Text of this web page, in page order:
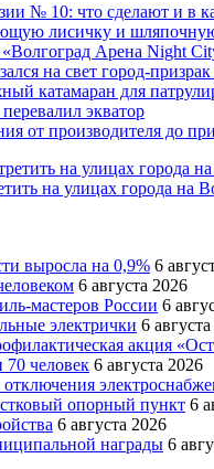
№ 10: что сделают и в
лисичку и
Арена Night
на свет город-
катамаран для
экватор
от производителя до
на улицах города на
выросла на 0,9% 6
6 августа 2026
мастеров России 6
электрички 6
акция
70 человек 6 августа 2026
опорный пункт 6
6 августа 2026
награды 6